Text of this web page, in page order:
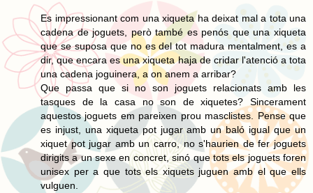
Es impressionant com una xiqueta ha deixat mal a tota una
cadena de joguets, però també es penós que una xiqueta
que se suposa que no es del tot madura mentalment, es a
dir, que encara es una xiqueta haja de cridar l'atenció a tota
una cadena joguinera, a on anem a arribar?
Que passa que si no son joguets relacionats amb les
tasques de la casa no son de xiquetes? Sincerament
aquestos joguets em pareixen prou masclistes. Pense que
es injust, una xiqueta pot jugar amb un baló igual que un
xiquet pot jugar amb un carro, no s'haurien de fer joguets
dirigits a un sexe en concret, sinó que tots els joguets foren
unisex per a que tots els xiquets juguen amb el que ells
vulguen.